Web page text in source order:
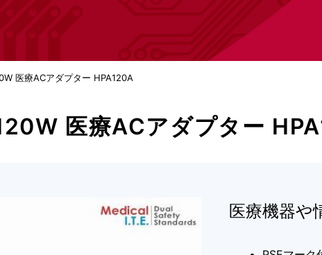
医療ACアダプター HPA120A
医療ACアダプター
医療機器や